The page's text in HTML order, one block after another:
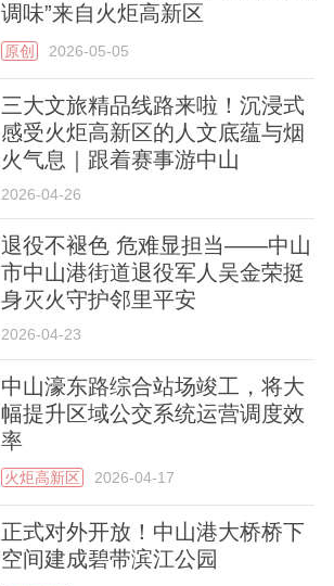
调味”来自火炬高新区
原创 2026-05-05
三大文旅精品线路来啦！沉浸式
感受火炬高新区的人文底蕴与烟
火气息｜跟着赛事游中山
2026-04-26
退役不褪色 危难显担当——中山
市中山港街道退役军人吴金荣挺
身灭火守护邻里平安
2026-04-23
中山濠东路综合站场竣工，将大
幅提升区域公交系统运营调度效
率
火炬高新区 2026-04-17
正式对外开放！中山港大桥桥下
空间建成碧带滨江公园